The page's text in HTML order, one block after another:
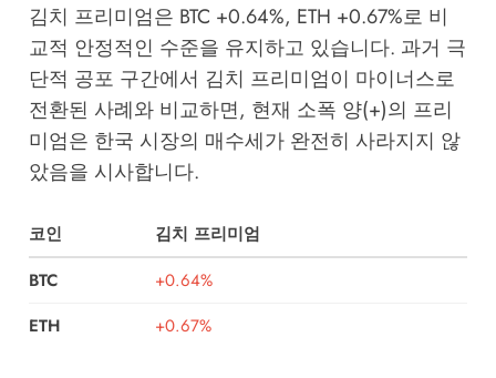
김치 프리미엄은 BTC +0.64%, ETH +0.67%로 비
교적 안정적인 수준을 유지하고 있습니다. 과거 극
단적 공포 구간에서 김치 프리미엄이 마이너스로
전환된 사례와 비교하면, 현재 소폭 양(+)의 프리
미엄은 한국 시장의 매수세가 완전히 사라지지 않
았음을 시사합니다.
코인
김치 프리미엄
BTC
+0.64%
ETH
+0.67%